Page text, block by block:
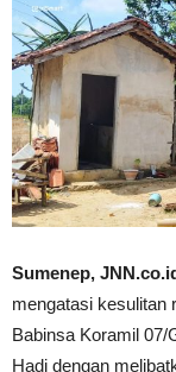
Sumenep,
mengatasi kesulitan
Babinsa Koramil 07/
Hadi dengan